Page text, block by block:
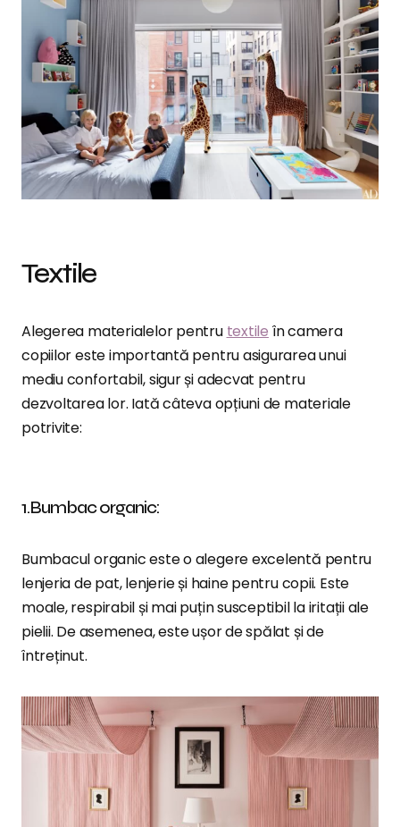
Textile
Alegerea materialelor pentru textile în camera
copiilor este importantă pentru asigurarea unui
mediu confortabil, sigur și adecvat pentru
dezvoltarea lor. Iată câteva opțiuni de materiale
potrivite:
1.Bumbac organic:
Bumbacul organic este o alegere excelentă pentru
lenjeria de pat, lenjerie și haine pentru copii. Este
moale, respirabil și mai puțin susceptibil la iritații ale
pielii. De asemenea, este ușor de spălat și de
întreținut.